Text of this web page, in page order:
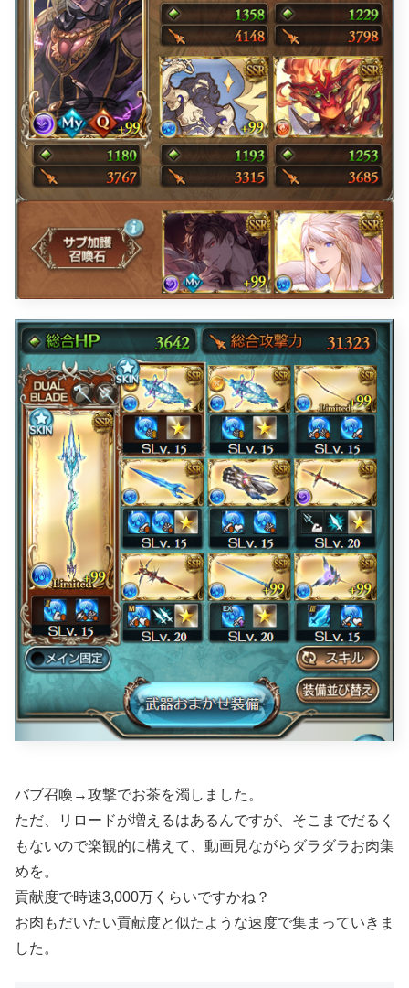
バブ召喚→攻撃でお茶を濁しました。
ただ、リロードが増えるはあるんですが、そこまでだるく
もないので楽観的に構えて、動画見ながらダラダラお肉集
めを。
貢献度で時速3,000万くらいですかね？
お肉もだいたい貢献度と似たような速度で集まっていきま
した。